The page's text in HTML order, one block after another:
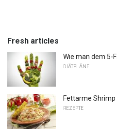
Fresh articles
Wie man dem 5-
DIÄTPLÄNE
Fettarme
REZEPTE